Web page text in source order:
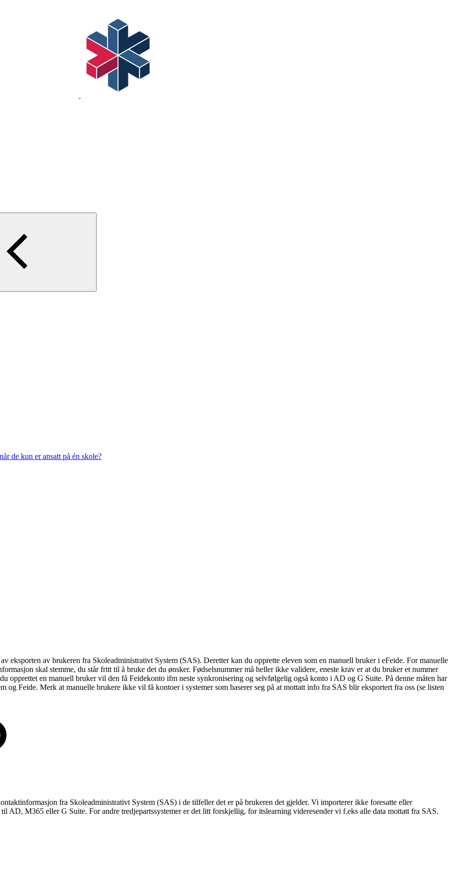
de kun er ansatt på én skole?
eksporten av brukeren fra Skoleadministrativt System (SAS). Deretter kan du opprette eleven som en manuell bruker i eFeide. For manuelle
skal stemme, du står fritt til å bruke det du ønsker. Fødselsnummer må heller ikke validere, eneste krav er at du bruker et nummer
opprettet en manuell bruker vil den få Feidekonto ifm neste synkronisering og selvfølgelig også konto i AD og G Suite. På denne måten har
og Feide. Merk at manuelle brukere ikke vil få kontoer i systemer som baserer seg på at mottatt info fra SAS blir eksportert fra oss (se listen
fra Skoleadministrativt System (SAS) i de tilfeller det er på brukeren det gjelder. Vi importerer ikke foresatte eller
AD, M365 eller G Suite. For andre tredjepartssystemer er det litt forskjellig, for itslearning videresender vi f.eks alle data mottatt fra SAS.